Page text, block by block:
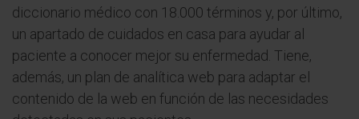
diccionario médico con 18.000 términos y, por último,
un apartado de cuidados en casa para ayudar al
paciente a conocer mejor su enfermedad. Tiene,
además, un plan de analítica web para adaptar el
contenido de la web en función de las necesidades